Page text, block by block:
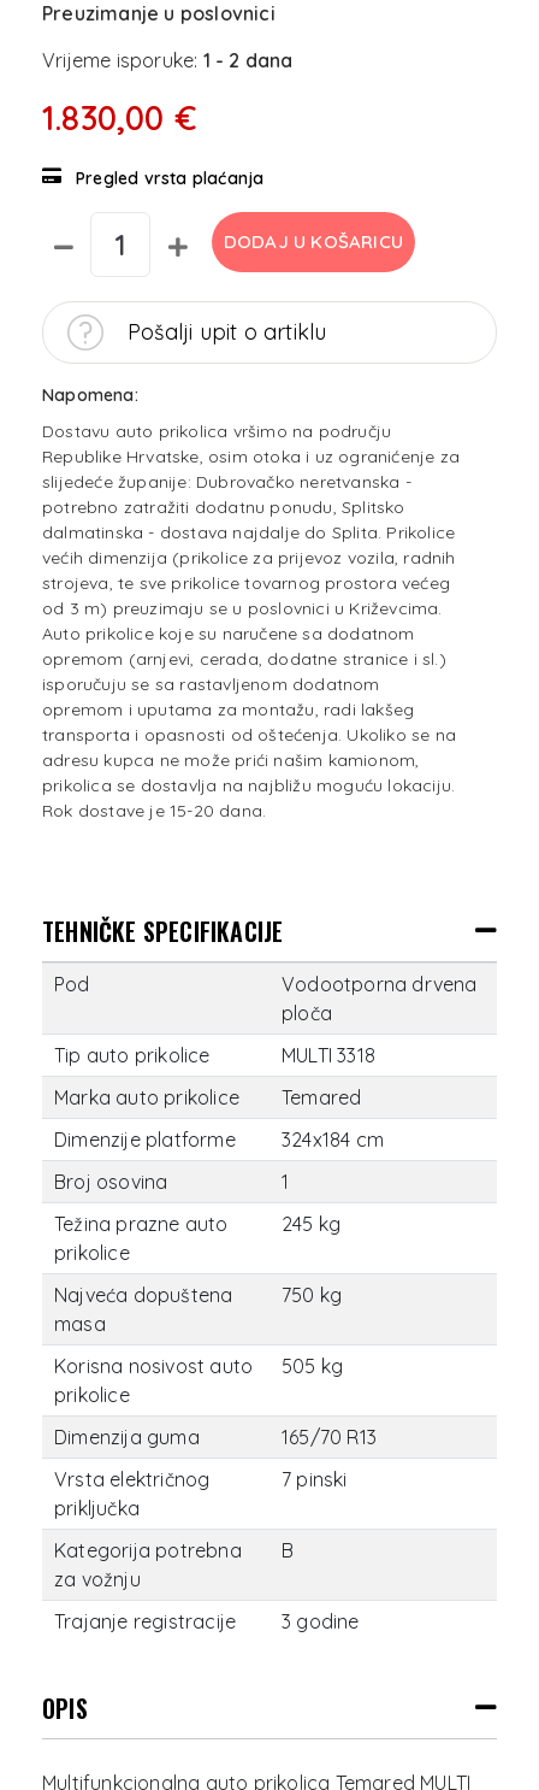
Preuzimanje u poslovnici
Vrijeme isporuke: 1 - 2 dana
1.830,00 €
Pregled vrsta plaćanja
DODAJ U KOŠARICU
Pošalji upit o artiklu
Napomena:
Dostavu auto prikolica vršimo na području
Republike Hrvatske, osim otoka i uz ogranićenje za
slijedeće županije: Dubrovačko neretvanska -
potrebno zatražiti dodatnu ponudu, Splitsko
dalmatinska - dostava najdalje do Splita. Prikolice
većih dimenzija (prikolice za prijevoz vozila, radnih
strojeva, te sve prikolice tovarnog prostora većeg
od 3 m) preuzimaju se u poslovnici u Križevcima.
Auto prikolice koje su naručene sa dodatnom
opremom (arnjevi, cerada, dodatne stranice i sl.)
isporučuju se sa rastavljenom dodatnom
opremom i uputama za montažu, radi lakšeg
transporta i opasnosti od oštećenja. Ukoliko se na
adresu kupca ne može prići našim kamionom,
prikolica se dostavlja na najbližu moguću lokaciju.
Rok dostave je 15-20 dana.
TEHNIČKE SPECIFIKACIJE
Pod
Vodootporna drvena
ploča
Tip auto prikolice
MULTI 3318
Marka auto prikolice
Temared
Dimenzije platforme
324x184 cm
Broj osovina
1
Težina prazne auto
prikolice
245 kg
Najveća dopuštena
masa
750 kg
Korisna nosivost auto
prikolice
505 kg
Dimenzija guma
165/70 R13
Vrsta električnog
priključka
7 pinski
Kategorija potrebna
za vožnju
B
Trajanje registracije 3 godine
OPIS
Multifunkcionalna auto prikolica Temared MULTI